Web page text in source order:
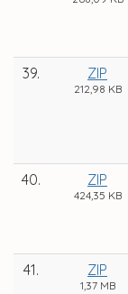
39. ZIP
212,98 KB
40. ZIP
424,35 KB
41. ZIP
1,37 MB